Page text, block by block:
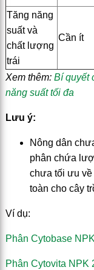
Tăng năng
suất và
chất lượng
trái
Cần ít
Xem thêm: Bí quyết
năng suất tối đa
Lưu ý:
Nông dân
phân chứa
chưa tối ưu
toàn cho cây
Ví dụ:
Phân Cytobase
Phân Cytovita NPK